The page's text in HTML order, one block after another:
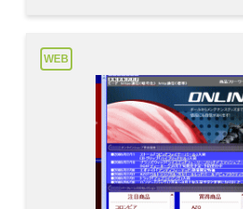
WEB